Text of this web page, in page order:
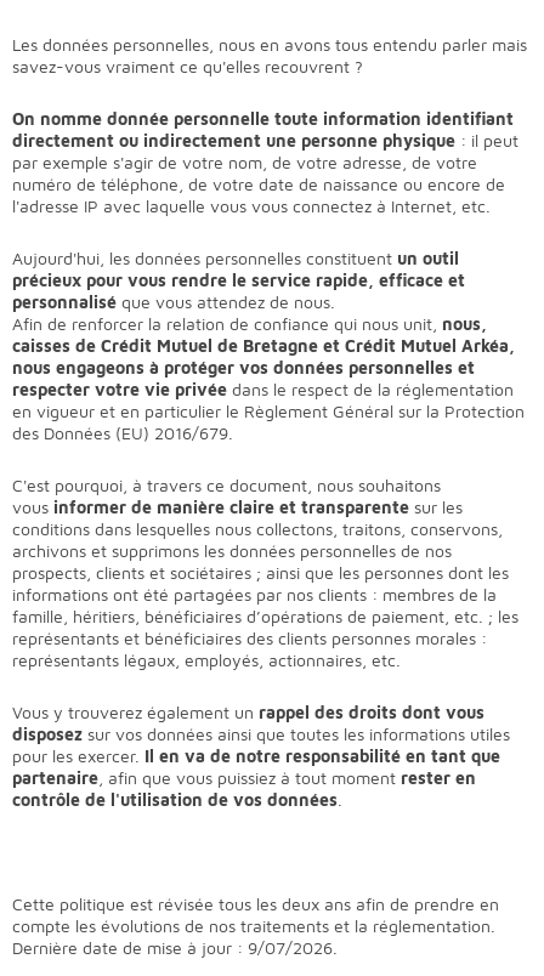
Les données personnelles, nous en avons tous entendu parler mais
savez-vous vraiment ce qu'elles recouvrent ?
On nomme donnée personnelle toute information identifiant
directement ou indirectement une personne physique : il peut
par exemple s'agir de votre nom, de votre adresse, de votre
numéro de téléphone, de votre date de naissance ou encore de
l'adresse IP avec laquelle vous vous connectez à Internet, etc.
Aujourd'hui, les données personnelles constituent un outil
précieux pour vous rendre le service rapide, efficace et
personnalisé que vous attendez de nous.
Afin de renforcer la relation de confiance qui nous unit, nous,
caisses de Crédit Mutuel de Bretagne et Crédit Mutuel Arkéa,
nous engageons à protéger vos données personnelles et
respecter votre vie privée dans le respect de la réglementation
en vigueur et en particulier le Règlement Général sur la Protection
des Données (EU) 2016/679.
C'est pourquoi, à travers ce document, nous souhaitons
vous informer de manière claire et transparente sur les
conditions dans lesquelles nous collectons, traitons, conservons,
archivons et supprimons les données personnelles de nos
prospects, clients et sociétaires ; ainsi que les personnes dont les
informations ont été partagées par nos clients : membres de la
famille, héritiers, bénéficiaires d’opérations de paiement, etc. ; les
représentants et bénéficiaires des clients personnes morales :
représentants légaux, employés, actionnaires, etc.
Vous y trouverez également un rappel des droits dont vous
disposez sur vos données ainsi que toutes les informations utiles
pour les exercer. Il en va de notre responsabilité en tant que
partenaire , afin que vous puissiez à tout moment rester en
contrôle de l'utilisation de vos données
Cette politique est révisée tous les deux ans afin de prendre en
compte les évolutions de nos traitements et la réglementation.
Dernière date de mise à jour : 9/07/2026.